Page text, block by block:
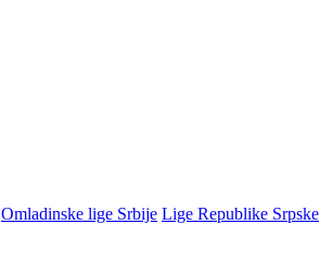
Omladinske lige Srbije Lige Republike Srpske